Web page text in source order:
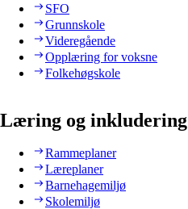
SFO
Grunnskole
Videregående
Opplæring for voksne
Folkehøgskole
Læring og inkludering
Rammeplaner
Læreplaner
Barnehagemiljø
Skolemiljø